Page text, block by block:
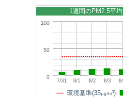
7/31 8/1 8/2 8/3
0
50
100
1週間のPM2.5平
環境基準(35μg/m3)